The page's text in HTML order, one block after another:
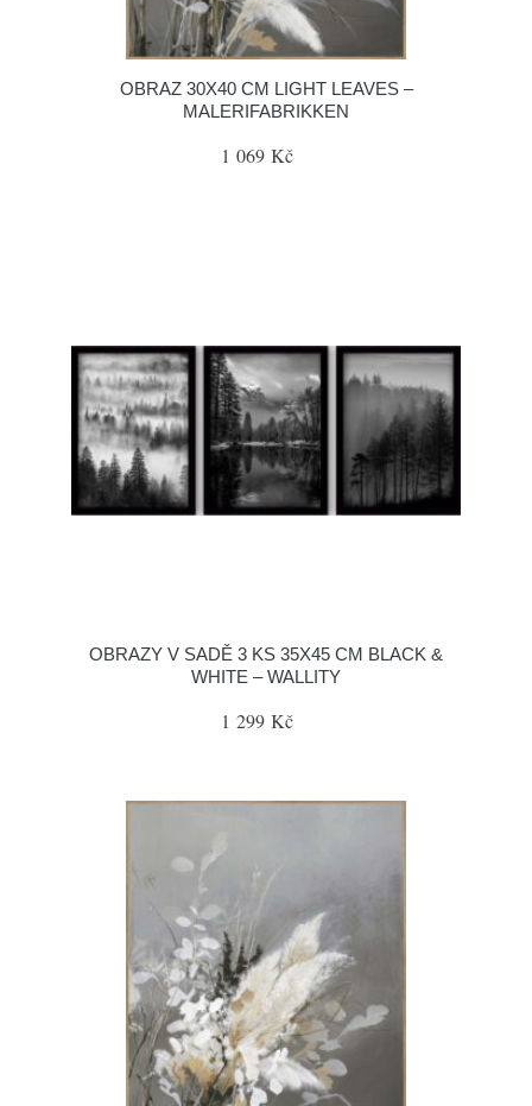
OBRAZ 30X40 CM LIGHT LEAVES –
MALERIFABRIKKEN
1 069 Kč
OBRAZY V SADĚ 3 KS 35X45 CM BLACK &
WHITE – WALLITY
1 299 Kč